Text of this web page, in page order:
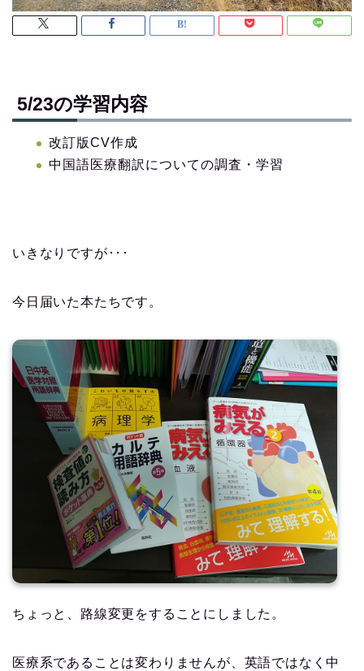
5/23の学習内容
改訂版CV作成
中国語医療翻訳についての調査・学習
いきなりですが･･･
今日届いた本たちです。
ちょっと、路線変更をすることにしました。
医療系であることは変わりませんが、英語ではなく中